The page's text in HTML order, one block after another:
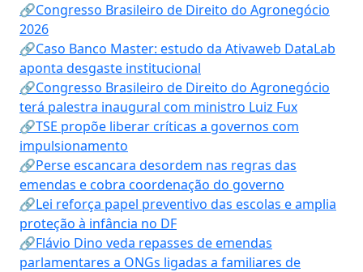
🔗Congresso Brasileiro de Direito do Agronegócio
2026
🔗Caso Banco Master: estudo da Ativaweb DataLab
aponta desgaste institucional
🔗Congresso Brasileiro de Direito do Agronegócio
terá palestra inaugural com ministro Luiz Fux
🔗TSE propõe liberar críticas a governos com
impulsionamento
🔗Perse escancara desordem nas regras das
emendas e cobra coordenação do governo
🔗Lei reforça papel preventivo das escolas e amplia
proteção à infância no DF
🔗Flávio Dino veda repasses de emendas
parlamentares a ONGs ligadas a familiares de